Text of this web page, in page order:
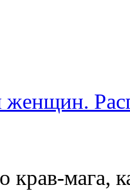
женщин.
крав-мага,